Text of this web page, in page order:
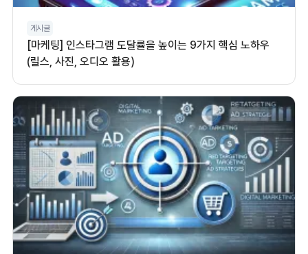
게시글
[마케팅] 인스타그램 도달률을 높이는 9가지 핵심 노하우
(릴스, 사진, 오디오 활용)